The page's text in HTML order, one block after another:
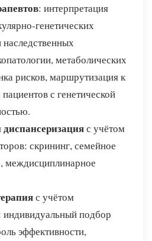
: интерпретация
генетических
метаболических
рисков, маршрутизация к
с генетической
с учётом
скрининг, семейное
междисциплинарное
с учётом
индивидуальный подбор
эффективности,